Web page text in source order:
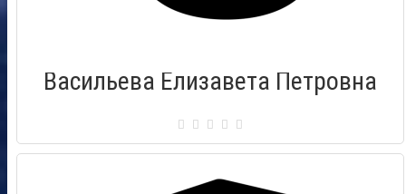
Васильева Елизавета Петровна
Сертификат: 000437
Город: Псков